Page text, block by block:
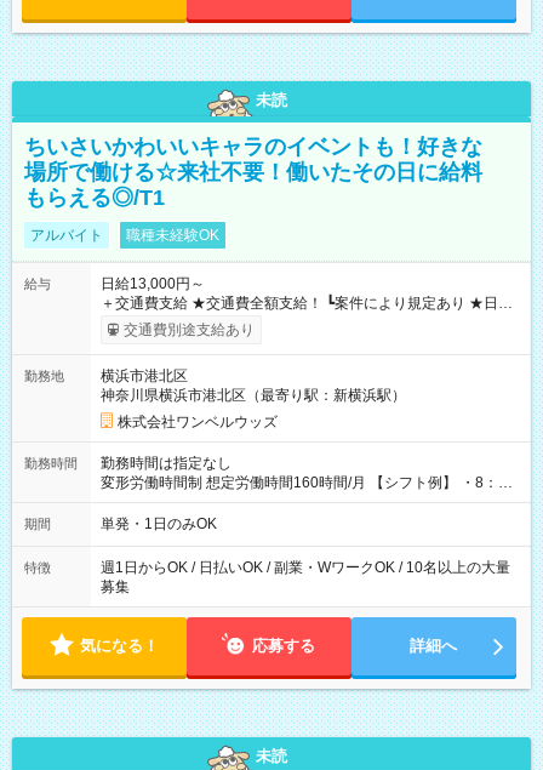
未読
ちいさいかわいいキャラのイベントも！好きな
場所で働ける☆来社不要！働いたその日に給料
もらえる◎/T1
アルバイト 職種未経験OK
給与
日給13,000円～
＋交通費支給 ★交通費全額支給！ ┗案件により規定あり ★日払
いOK！（規定あり） ┗働いたその日に現金GET♪ お仕事後はコ
ンビニATMから 日払い分を引き落とせます！ 【試用期間】試
交通費別途支給あり
勤務地
横浜市港北区
神奈川県横浜市港北区（最寄り駅：新横浜駅）
株式会社ワンベルウッズ
勤務時間
勤務時間は指定なし
変形労働時間制 想定労働時間160時間/月 【シフト例】 ・8：00
～21：00
期間 単発・1日のみOK
特徴
週1日からOK / 日払いOK / 副業・WワークOK / 10名以上の大量
募集
気になる！ 応募する 詳細へ
未読